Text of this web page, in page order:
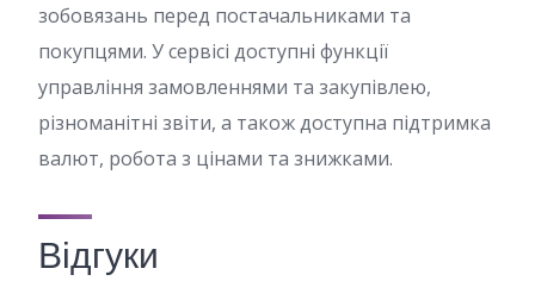
зобовязань перед постачальниками та
покупцями. У сервісі доступні функції
управління замовленнями та закупівлею,
різноманітні звіти, а також доступна підтримка
валют, робота з цінами та знижками.
Відгуки